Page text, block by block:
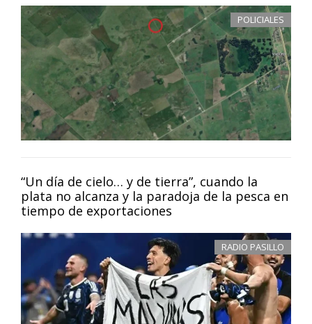
POLICIALES
“Un día de cielo… y de tierra”, cuando la
plata no alcanza y la paradoja de la pesca en
tiempo de exportaciones
RADIO PASILLO